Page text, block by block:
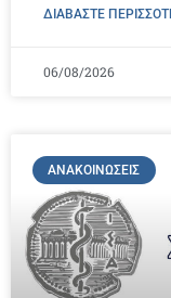
ΔΙΑΒΑΣΤΕ
06/08/2026
ΑΝΑΚΟΙΝΏΣΕΙΣ